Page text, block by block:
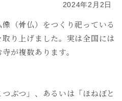
2024年2月2日
（骨仏）をつくり祀っている
り上げました。実は全国には
が複数あります。
ぶつ」、あるいは「ほねぼと